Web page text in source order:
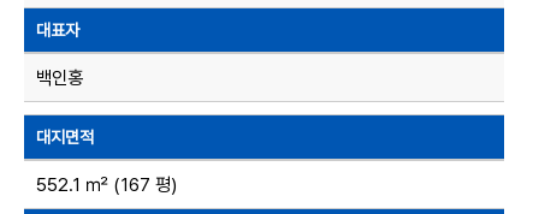
대표자
백인홍
대지면적
552.1 ㎡ (167 평)